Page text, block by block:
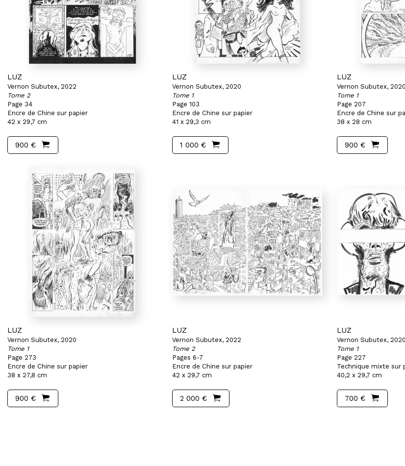
LUZ
Vernon Subutex, 2022
Tome 2
Page 34
Encre de Chine sur papier
42 x 29,7 cm
900 €
LUZ
Vernon Subutex, 2020
Tome 1
Page 103
Encre de Chine sur papier
41 x 29,3 cm
1 000 €
LUZ
Vernon Subutex, 2020
Tome 1
Page 207
Encre de Chine sur
38 x 28 cm
900 €
LUZ
Vernon Subutex, 2020
Tome 1
Page 273
Encre de Chine sur papier
38 x 27,8 cm
900 €
LUZ
Vernon Subutex, 2022
Tome 2
Pages 6-7
Encre de Chine sur papier
42 x 29,7 cm
2 000 €
LUZ
Vernon Subutex, 2020
Tome 1
Page 227
Technique mixte sur
40,2 x 29,7 cm
700 €